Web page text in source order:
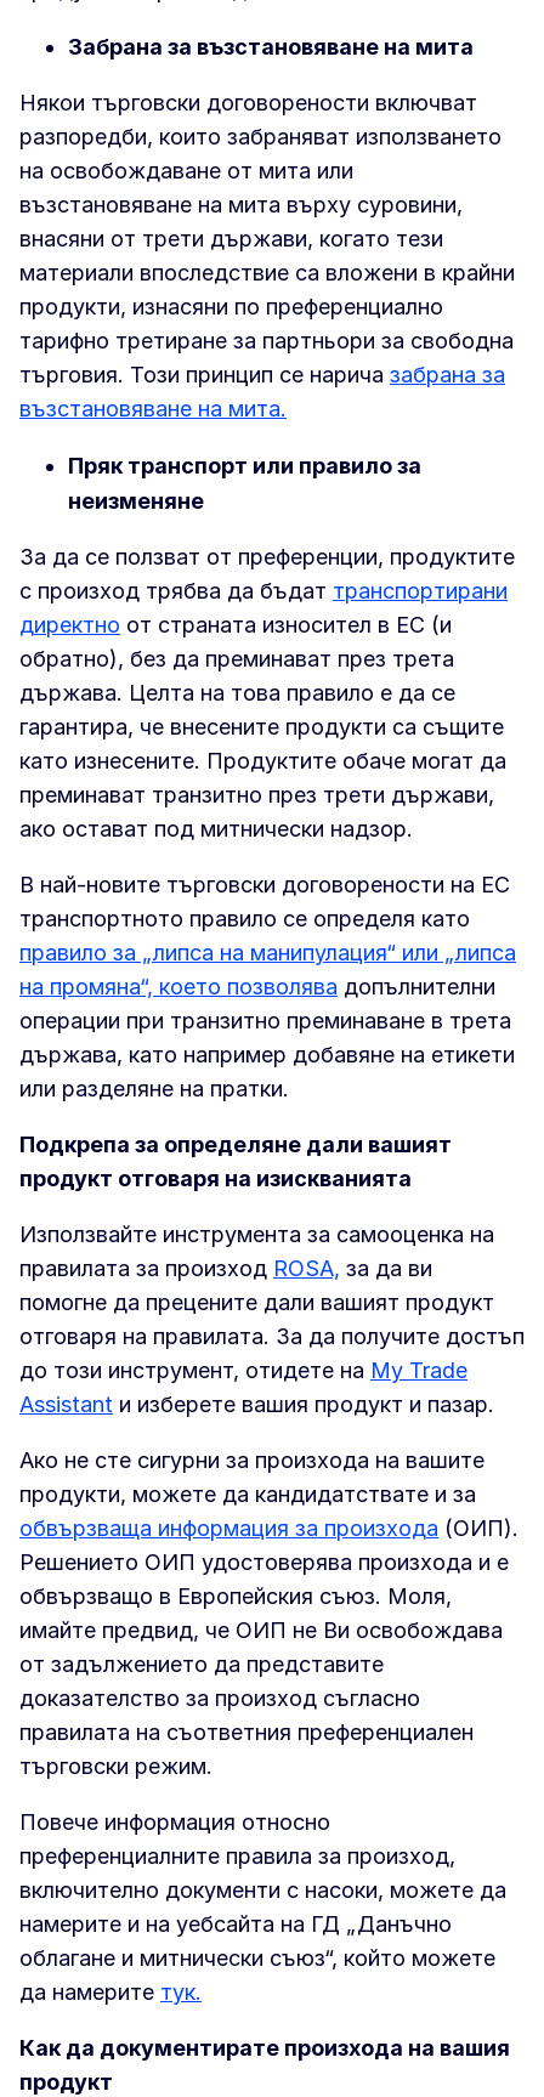
Забрана за възстановяване на мита
Някои търговски договорености включват
разпоредби, които забраняват използването
на освобождаване от мита или
възстановяване на мита върху суровини,
внасяни от трети държави, когато тези
материали впоследствие са вложени в крайни
продукти, изнасяни по преференциално
тарифно третиране за партньори за свободна
търговия. Този принцип се нарича забрана за
възстановяване на мита.
Пряк транспорт или правило за
неизменяне
За да се ползват от преференции, продуктите
с произход трябва да бъдат транспортирани
директно от страната износител в ЕС (и
обратно), без да преминават през трета
държава. Целта на това правило е да се
гарантира, че внесените продукти са същите
като изнесените. Продуктите обаче могат да
преминават транзитно през трети държави,
ако остават под митнически надзор.
В най-новите търговски договорености на ЕС
транспортното правило се определя като
правило за „липса на манипулация“ или „липса
на промяна“, което позволява допълнителни
операции при транзитно преминаване в трета
държава, като например добавяне на етикети
или разделяне на пратки.
Подкрепа за определяне дали вашият
продукт отговаря на изискванията
Използвайте инструмента за самооценка на
правилата за произход ROSA, за да ви
помогне да прецените дали вашият продукт
отговаря на правилата. За да получите достъп
до този инструмент, отидете на My Trade
Assistant и изберете вашия продукт и пазар.
Ако не сте сигурни за произхода на вашите
продукти, можете да кандидатствате и за
обвързваща информация за произхода (ОИП).
Решението ОИП удостоверява произхода и е
обвързващо в Европейския съюз. Моля,
имайте предвид, че ОИП не Ви освобождава
от задължението да представите
доказателство за произход съгласно
правилата на съответния преференциален
търговски режим.
Повече информация относно
преференциалните правила за произход,
включително документи с насоки, можете да
намерите и на уебсайта на ГД „Данъчно
облагане и митнически съюз“, който можете
да намерите тук.
Как да документирате произхода на вашия
продукт